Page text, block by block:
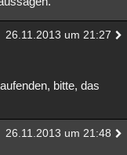
26.11.2013 um 21:27
bitte, das
26.11.2013 um 21:48